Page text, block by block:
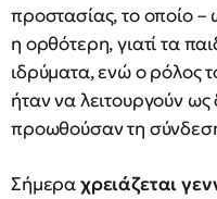
προστασίας, το οποίο –
η ορθότερη, γιατί τα
ιδρύματα, ενώ ο ρόλος
ήταν να λειτουργούν
προωθούσαν τη
Σήμεραχρειάζεται